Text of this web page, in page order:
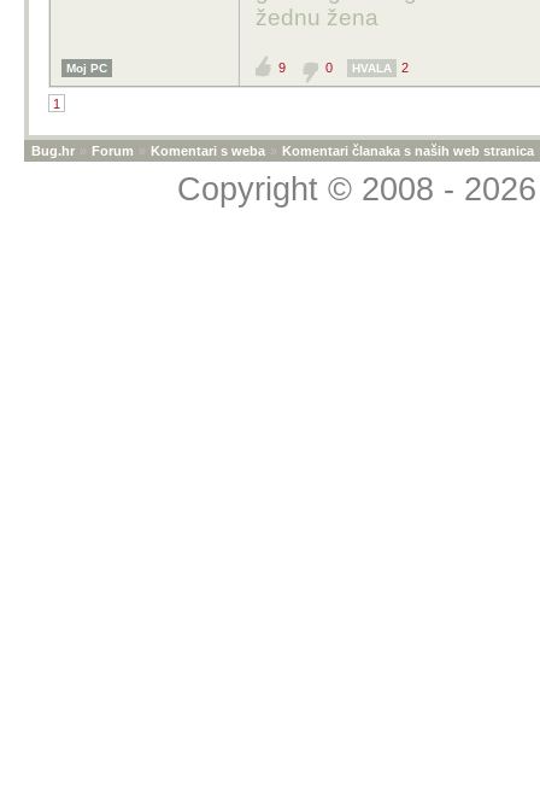
žednu žena
Moj PC 9 0 HVALA 2
1
Bug.hr » Forum » Komentari s weba » Komentari članaka s naših web stranica
Copyright © 2008 -